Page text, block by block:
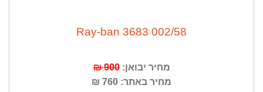
Ray-ban 3683 002/58
מחיר יבואן:900 ₪
מחיר באתר: 760 ₪